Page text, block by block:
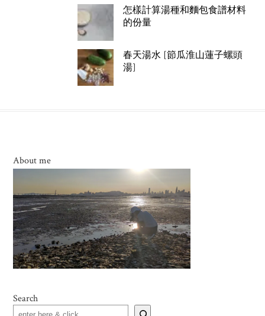
怎樣計算湯種和麵包食譜材料
的份量
春天湯水 [節瓜淮山蓮子螺頭
湯]
About me
Search